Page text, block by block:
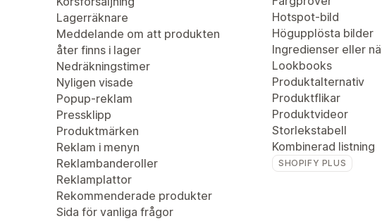
Lagerräknare
Meddelande om att produkten
åter finns i lager
Nedräkningstimer
Nyligen visade
Popup-reklam
Pressklipp
Produktmärken
Reklam i menyn
Reklambanderoller
Reklamplattor
Rekommenderade produkter
Sida för vanliga frågor
Hotspot-bild
Högupplösta bilder
Ingredienser eller
Lookbooks
Produktalternativ
Produktflikar
Produktvideor
Storlekstabell
Kombinerad listning
SHOPIFY PLUS